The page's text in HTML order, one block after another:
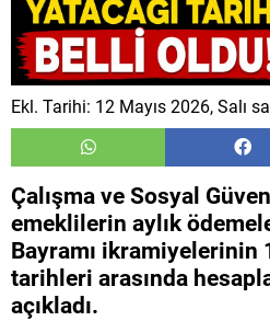
Ekl. Tarihi: 12 Mayıs 2026, Salı
Çalışma ve Sosyal
emeklilerin aylık
Bayramı ikramiyelerinin
tarihleri arasında
açıkladı.